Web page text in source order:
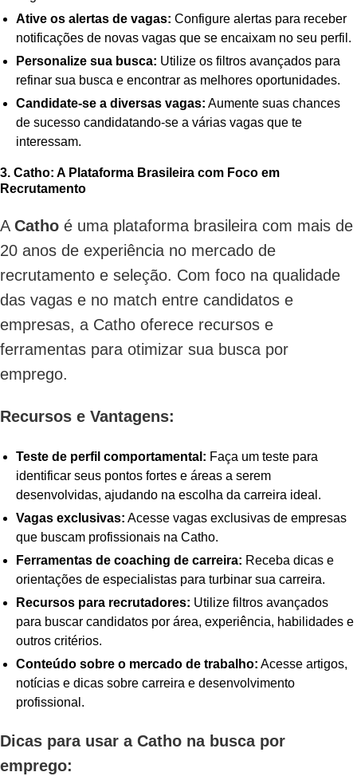
Ative os alertas de vagas: Configure alertas para receber
notificações de novas vagas que se encaixam no seu perfil.
Personalize sua busca: Utilize os filtros avançados para
refinar sua busca e encontrar as melhores oportunidades.
Candidate-se a diversas vagas: Aumente suas chances
de sucesso candidatando-se a várias vagas que te
interessam.
3. Catho: A Plataforma Brasileira com Foco em
Recrutamento
A Catho é uma plataforma brasileira com mais de
20 anos de experiência no mercado de
recrutamento e seleção. Com foco na qualidade
das vagas e no match entre candidatos e
empresas, a Catho oferece recursos e
ferramentas para otimizar sua busca por
emprego.
Recursos e Vantagens:
Teste de perfil comportamental: Faça um teste para
identificar seus pontos fortes e áreas a serem
desenvolvidas, ajudando na escolha da carreira ideal.
Vagas exclusivas: Acesse vagas exclusivas de empresas
que buscam profissionais na Catho.
Ferramentas de coaching de carreira: Receba dicas e
orientações de especialistas para turbinar sua carreira.
Recursos para recrutadores: Utilize filtros avançados
para buscar candidatos por área, experiência, habilidades e
outros critérios.
Conteúdo sobre o mercado de trabalho: Acesse artigos,
notícias e dicas sobre carreira e desenvolvimento
profissional.
Dicas para usar a Catho na busca por
emprego: